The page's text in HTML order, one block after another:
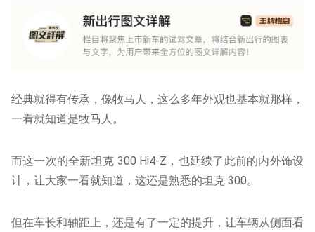
经典就得有传承，像牧马人，这么多年外观也基本就那样，
一看就知道是牧马人。
而这一次的全新坦克 300 Hi4-Z，也延续了此前的内外饰设
计，让大家一看就知道，这还是熟悉的坦克 300。
但在车长和轴距上，还是有了一定的提升，让车辆从侧面看